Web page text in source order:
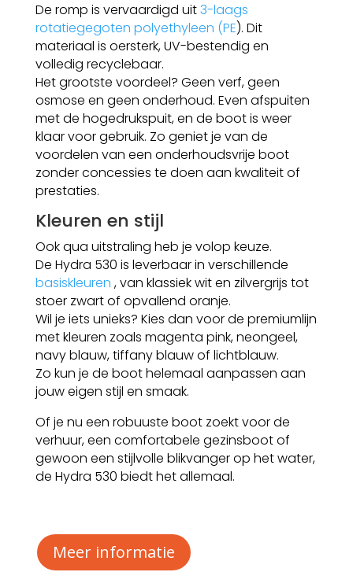
De romp is vervaardigd uit3-laags
rotatiegegoten polyethyleen (PE). Dit
materiaal is oersterk, UV-bestendig en
volledig recyclebaar.
Het grootste voordeel? Geen verf, geen
osmose en geen onderhoud. Even afspuiten
met de hogedrukspuit, en de boot is weer
klaar voor gebruik. Zo geniet je van de
voordelen van een onderhoudsvrije boot
zonder concessies te doen aan kwaliteit of
prestaties.
Kleuren en stijl
Ook qua uitstraling heb je volop keuze.
De Hydra 530 is leverbaar in verschillende
basiskleuren , van klassiek wit en zilvergrijs tot
stoer zwart of opvallend oranje.
Wil je iets unieks? Kies dan voor de premiumlijn
met kleuren zoals magenta pink, neongeel,
navy blauw, tiffany blauw of lichtblauw.
Zo kun je de boot helemaal aanpassen aan
jouw eigen stijl en smaak.
Of je nu een robuuste boot zoekt voor de
verhuur, een comfortabele gezinsboot of
gewoon een stijlvolle blikvanger op het water,
de Hydra 530 biedt het allemaal.
Meer informatie